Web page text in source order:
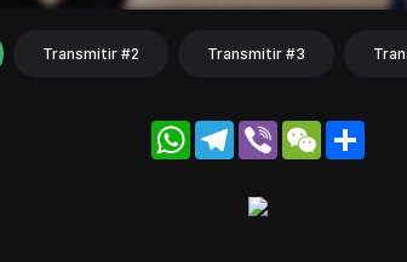
Transmitir #2 Transmitir #3
WhatsApp
Telegram
Viber WeChat